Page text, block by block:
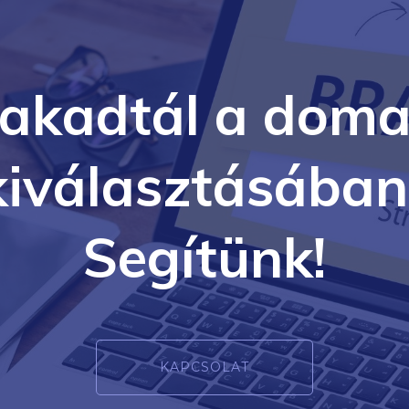
a
Segítünk!
KAPCSOLAT